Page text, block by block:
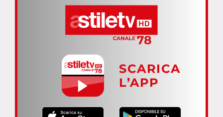
SCARICA
L’APP